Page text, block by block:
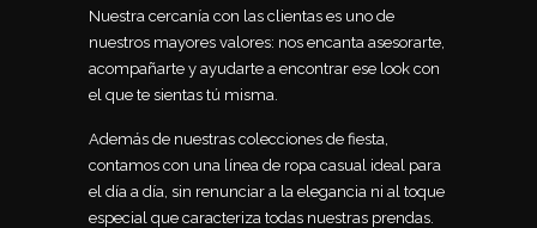
Nuestra cercanía con las clientas es uno de
nuestros mayores valores: nos encanta asesorarte,
acompañarte y ayudarte a encontrar ese look con
el que te sientas tú misma.
Además de nuestras colecciones de fiesta,
contamos con una línea de ropa casual ideal para
el día a día, sin renunciar a la elegancia ni al toque
especial que caracteriza todas nuestras prendas.